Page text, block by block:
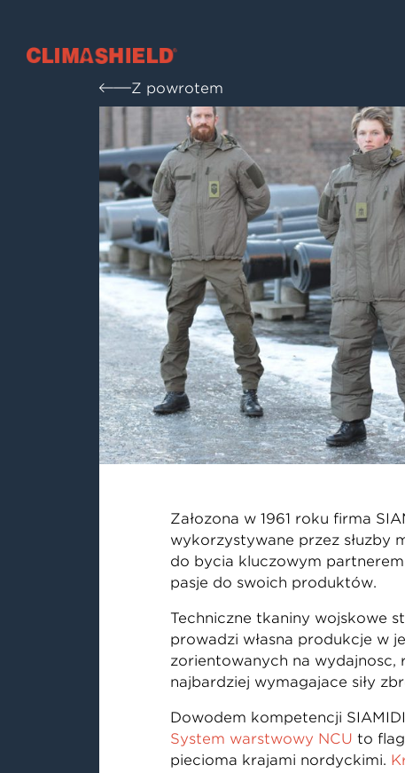
Climashield®
Z powrotem
Założona w 1961 roku firma
wykorzystywane przez służby
do bycia kluczowym
pasję do swoich produktów.
Techniczne tkaniny wojskowe
prowadzi własną produkcję w
zorientowanych na
najbardziej wymagające siły
Dowodem kompetencji
System warstwowy NCU to
pięcioma krajami nordyckimi.